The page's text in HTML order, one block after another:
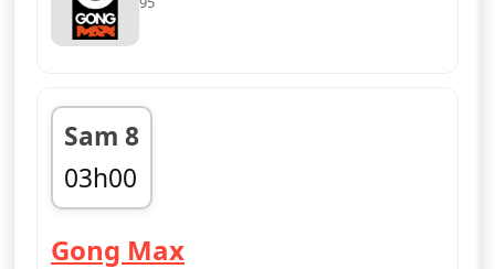
Sam 8
03h00
fin 06h00
Gong Max— Gong Max